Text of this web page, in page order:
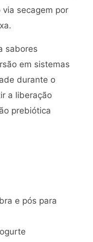
secagem por
sabores
em sistemas
durante o
a liberação
prebiótica
e pós para